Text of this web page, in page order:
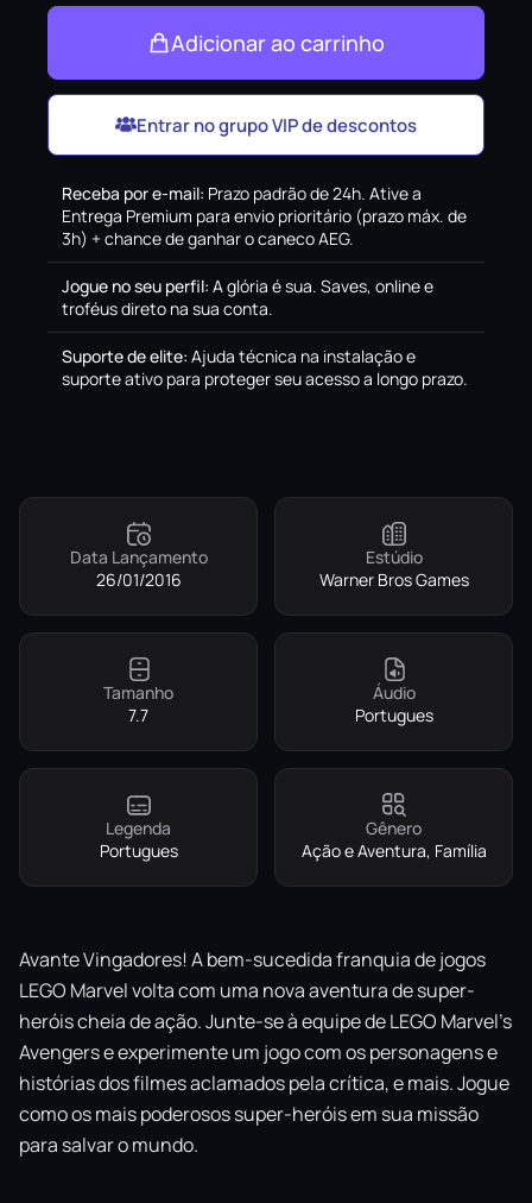
Adicionar ao carrinho
Entrar no grupo VIP de descontos
Receba por e-mail: Prazo padrão de 24h. Ative a
Entrega Premium para envio prioritário (prazo máx. de
3h) + chance de ganhar o caneco AEG.
Jogue no seu perfil: A glória é sua. Saves, online e
troféus direto na sua conta.
Suporte de elite: Ajuda técnica na instalação e
suporte ativo para proteger seu acesso a longo prazo.
Data Lançamento
26/01/2016
Estúdio
Warner Bros Games
Tamanho
7.7
Áudio
Portugues
Legenda
Portugues
Gênero
Ação e Aventura, Família
Avante Vingadores! A bem-sucedida franquia de jogos
LEGO Marvel volta com uma nova aventura de super-
heróis cheia de ação. Junte-se à equipe de LEGO Marvel’s
Avengers e experimente um jogo com os personagens e
histórias dos filmes aclamados pela crítica, e mais. Jogue
como os mais poderosos super-heróis em sua missão
para salvar o mundo.